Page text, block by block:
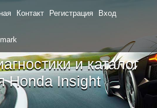
Контакт Регистрация Вход
и каталог
Honda Insight